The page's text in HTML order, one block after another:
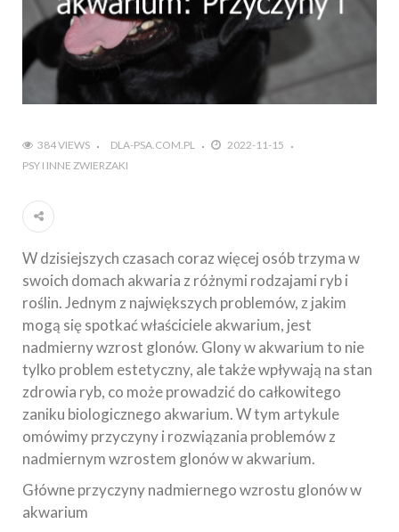
384 VIEWS DLA-PSA.COM.PL
2022-11-15
PSY I INNE ZWIERZAKI
W dzisiejszych czasach coraz więcej osób trzyma w
swoich domach akwaria z różnymi rodzajami ryb i
roślin. Jednym z największych problemów, z jakim
mogą się spotkać właściciele akwarium, jest
nadmierny wzrost glonów. Glony w akwarium to nie
tylko problem estetyczny, ale także wpływają na stan
zdrowia ryb, co może prowadzić do całkowitego
zaniku biologicznego akwarium. W tym artykule
omówimy przyczyny i rozwiązania problemów z
nadmiernym wzrostem glonów w akwarium.
Główne przyczyny nadmiernego wzrostu glonów w
akwarium